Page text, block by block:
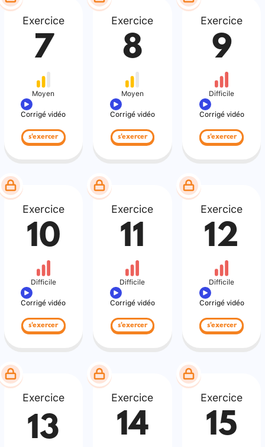
Exercice
7
Moyen
Corrigé vidéo
s'exercer
Exercice
8
Moyen
Corrigé vidéo
s'exercer
Exercice
9
Difficile
Corrigé vidéo
s'exercer
Exercice
10
Difficile
Corrigé vidéo
s'exercer
Exercice
11
Difficile
Corrigé vidéo
s'exercer
Exercice
12
Difficile
Corrigé vidéo
s'exercer
Exercice
13
Exercice
14
Exercice
15